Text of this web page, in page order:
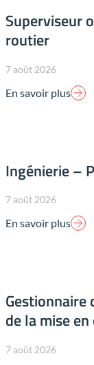
Superviseur
routier
7 août 2026
En savoir plus
Ingénierie –
7 août 2026
En savoir plus
Gestionnaire
de la mise
7 août 2026